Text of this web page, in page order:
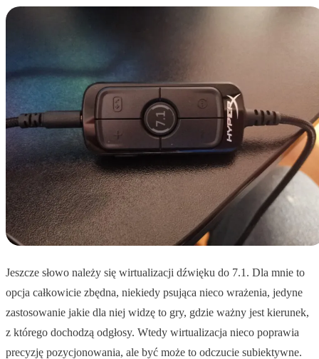
Jeszcze słowo należy się wirtualizacji dźwięku do 7.1. Dla mnie to
opcja całkowicie zbędna, niekiedy psująca nieco wrażenia, jedyne
zastosowanie jakie dla niej widzę to gry, gdzie ważny jest kierunek,
z którego dochodzą odgłosy. Wtedy wirtualizacja nieco poprawia
precyzję pozycjonowania, ale być może to odczucie subiektywne.